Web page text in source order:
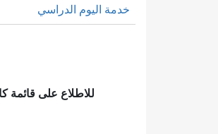
خدمة اليوم الدراسي
للاطلاع على